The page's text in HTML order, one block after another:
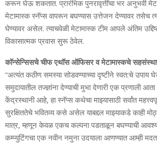
करून घेऊ शकतात. प्रारंभिक पुनरावृत्तींचा भर अनुभवी
मेटामास्क स्नॅप्स वापरून बघण्यास उत्तेजन देण्यावर तसेच
घेण्यावर असेल. त्याचवेळी मेटामास्क टीम आपले अंतिम
विकासात्मक प्रवास सुरू ठेवेल.
कॉन्सेन्सिसचे चीफ एथॉस ऑफिसर व मेटामास्कचे
“अत्यंत कठीण समस्या सोडवण्याच्या दृष्टीने स्वत:चे
समुदायातील तज्ज्ञांना देण्याची मुभा देणारी एक प्रणाली
केंद्रस्थानी आहे, हा स्नॅप्स कथेचा माझ्यासाठी सर्वांत
सुरक्षिततेचे भवितव्य कसे असेल याबद्दल माझ्याकडे काही
मात्र, म्हणून केवळ एकच कल्पना पडताळून बघण्याची
कम्प्युटिंगचा एक नवीन नमुना उदयाला आणण्यात आम्ही